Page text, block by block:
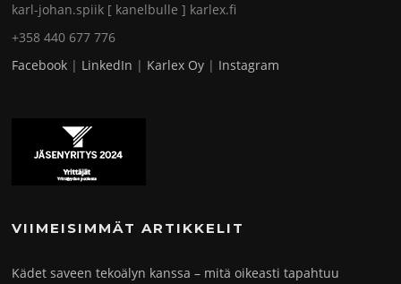
karl-johan.spiik [ kanelbulle ] karlex.fi
+358 440 677 776
Facebook | LinkedIn | Karlex Oy | Instagram
VIIMEISIMMÄT ARTIKKELIT
Kädet saveen tekoälyn kanssa – mitä oikeasti tapahtuu